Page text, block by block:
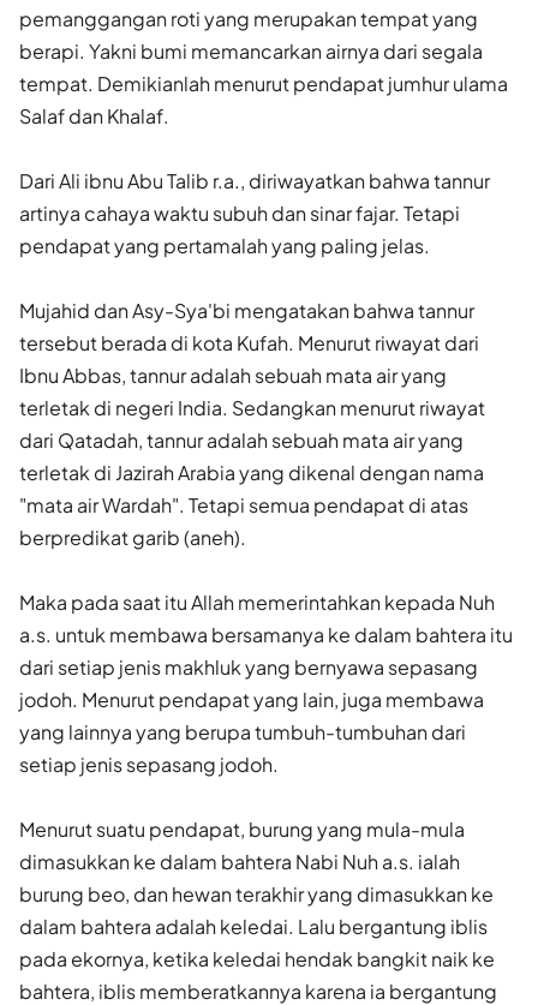
pemanggangan roti yang merupakan tempat yang
berapi. Yakni bumi memancarkan airnya dari segala
tempat. Demikianlah menurut pendapat jumhur ulama
Salaf dan Khalaf.
Dari Ali ibnu Abu Talib r.a., diriwayatkan bahwa tannur
artinya cahaya waktu subuh dan sinar fajar. Tetapi
pendapat yang pertamalah yang paling jelas.
Mujahid dan Asy-Sya'bi mengatakan bahwa tannur
tersebut berada di kota Kufah. Menurut riwayat dari
Ibnu Abbas, tannur adalah sebuah mata air yang
terletak di negeri India. Sedangkan menurut riwayat
dari Qatadah, tannur adalah sebuah mata air yang
terletak di Jazirah Arabia yang dikenal dengan nama
"mata air Wardah". Tetapi semua pendapat di atas
berpredikat garib (aneh).
Maka pada saat itu Allah memerintahkan kepada Nuh
a.s. untuk membawa bersamanya ke dalam bahtera itu
dari setiap jenis makhluk yang bernyawa sepasang
jodoh. Menurut pendapat yang lain, juga membawa
yang lainnya yang berupa tumbuh-tumbuhan dari
setiap jenis sepasang jodoh.
Menurut suatu pendapat, burung yang mula-mula
dimasukkan ke dalam bahtera Nabi Nuh a.s. ialah
burung beo, dan hewan terakhir yang dimasukkan ke
dalam bahtera adalah keledai. Lalu bergantung iblis
pada ekornya, ketika keledai hendak bangkit naik ke
bahtera, iblis memberat­kannya karena ia bergantung